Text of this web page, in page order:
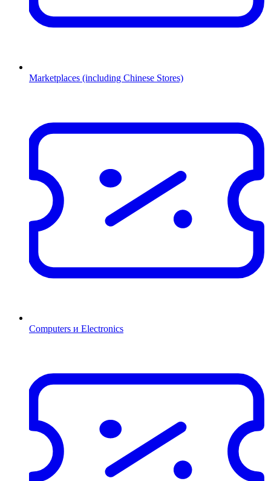
Marketplaces (including Chinese Stores)
Computers и Electronics